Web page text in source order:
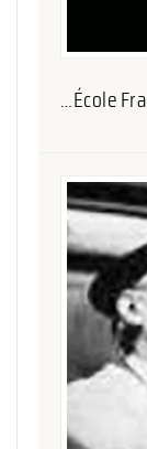
…École